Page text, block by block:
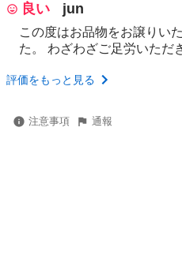
良い jun
この度はお品物をお譲りい
た。 わざわざご足労いただ
評価をもっと見る
注意事項 通報